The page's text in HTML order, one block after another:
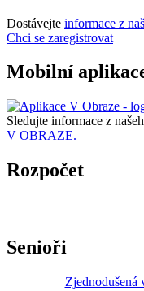
Dostávejte informace z
Chci se zaregistrovat
Mobilní
Sledujte informace z
V OBRAZE.
Rozpočet
Senioři
Zjednodušená